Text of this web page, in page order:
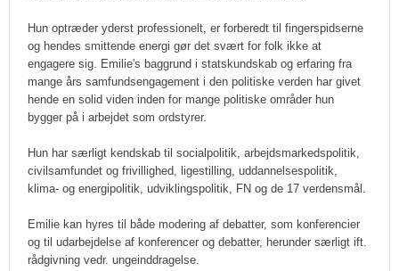
Hun optræder yderst professionelt, er forberedt til fingerspidserne
og hendes smittende energi gør det svært for folk ikke at
engagere sig. Emilie's baggrund i statskundskab og erfaring fra
mange års samfundsengagement i den politiske verden har givet
hende en solid viden inden for mange politiske områder hun
bygger på i arbejdet som ordstyrer.
Hun har særligt kendskab til socialpolitik, arbejdsmarkedspolitik,
civilsamfundet og frivillighed, ligestilling, uddannelsespolitik,
klima- og energipolitik, udviklingspolitik, FN og de 17 verdensmål.
Emilie kan hyres til både modering af debatter, som konferencier
og til udarbejdelse af konferencer og debatter, herunder særligt ift.
rådgivning vedr. ungeinddragelse.